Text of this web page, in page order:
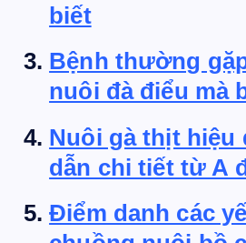
biết
Bệnh thường
nuôi đà điểu mà
Nuôi gà thịt hiệu
dẫn chi tiết từ A
Điểm danh các